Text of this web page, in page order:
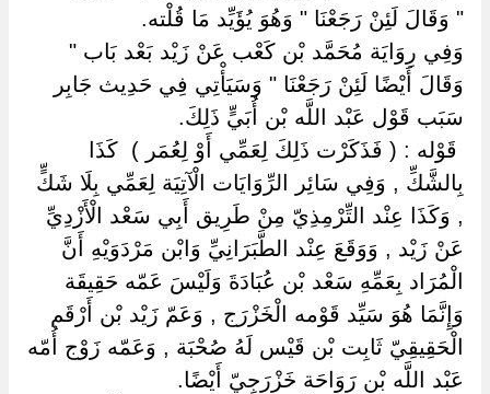
" وَقَالَ لَئِنْ رَجَعْنَا " وَهُوَ يُؤَيِّد مَا قُلْته.
وَفِي رِوَايَة مُحَمَّد بْن كَعْب عَنْ زَيْد بَعْد بَاب "
وَقَالَ أَيْضًا لَئِنْ رَجَعْنَا " وَسَيَأْتِي فِي حَدِيث جَابِر
سَبَب قَوْل عَبْد اللَّه بْن أُبَيٍّ ذَلِكَ.
‏ ‏قَوْله : ( فَذَكَرْت ذَلِكَ لِعَمِّي أَوْ لِعُمَر ) ‏ ‏كَذَا
بِالشَّكِّ , وَفِي سَائِر الرِّوَايَات الْآتِيَة لِعَمِّي بِلَا شَكٍّ
, وَكَذَا عِنْد التِّرْمِذِيّ مِنْ طَرِيق أَبِي سَعْد الْأَزْدِيِّ
عَنْ زَيْد , وَوَقَعَ عِنْد الطَّبَرَانِيِّ وَابْن مَرْدَوَيْهِ أَنَّ
الْمُرَاد بِعَمِّهِ سَعْد بْن عُبَادَةَ وَلَيْسَ عَمّه حَقِيقَة
وَإِنَّمَا هُوَ سَيِّد قَوْمه الْخَزْرَج , وَعَمّ زَيْد بْن أَرْقَم
الْحَقِيقِيّ ثَابِت بْن قَيْس لَهُ صُحْبَة , وَعَمّه زَوْج أُمّه
عَبْد اللَّه بْن رَوَاحَة خَزْرَجِيّ أَيْضًا.